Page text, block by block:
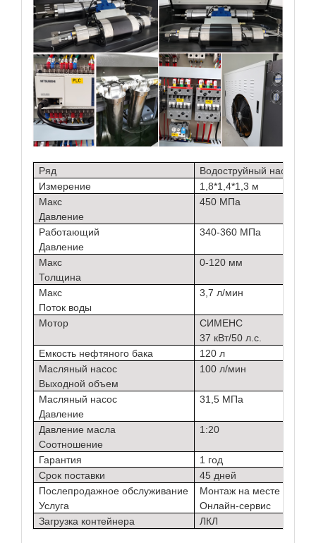
Ряд Водоструйный насос
Измерение
1,8*1,4*1,3 м
Макс
Давление
450 МПа
Работающий
Давление
340-360 МПа
Макс
Толщина
0-120 мм
Макс
Поток воды
3,7 л/мин
Мотор
СИМЕНС
37 кВт/50 л.с.
Емкость нефтяного бака
120 л
Масляный насос
Выходной объем
100 л/мин
Масляный насос
Давление
31,5 МПа
Давление масла
Соотношение
1:20
Гарантия
1 год
Срок поставки
45 дней
Послепродажное обслуживание
Услуга
Монтаж на месте
Онлайн-сервис
Загрузка контейнера
ЛКЛ